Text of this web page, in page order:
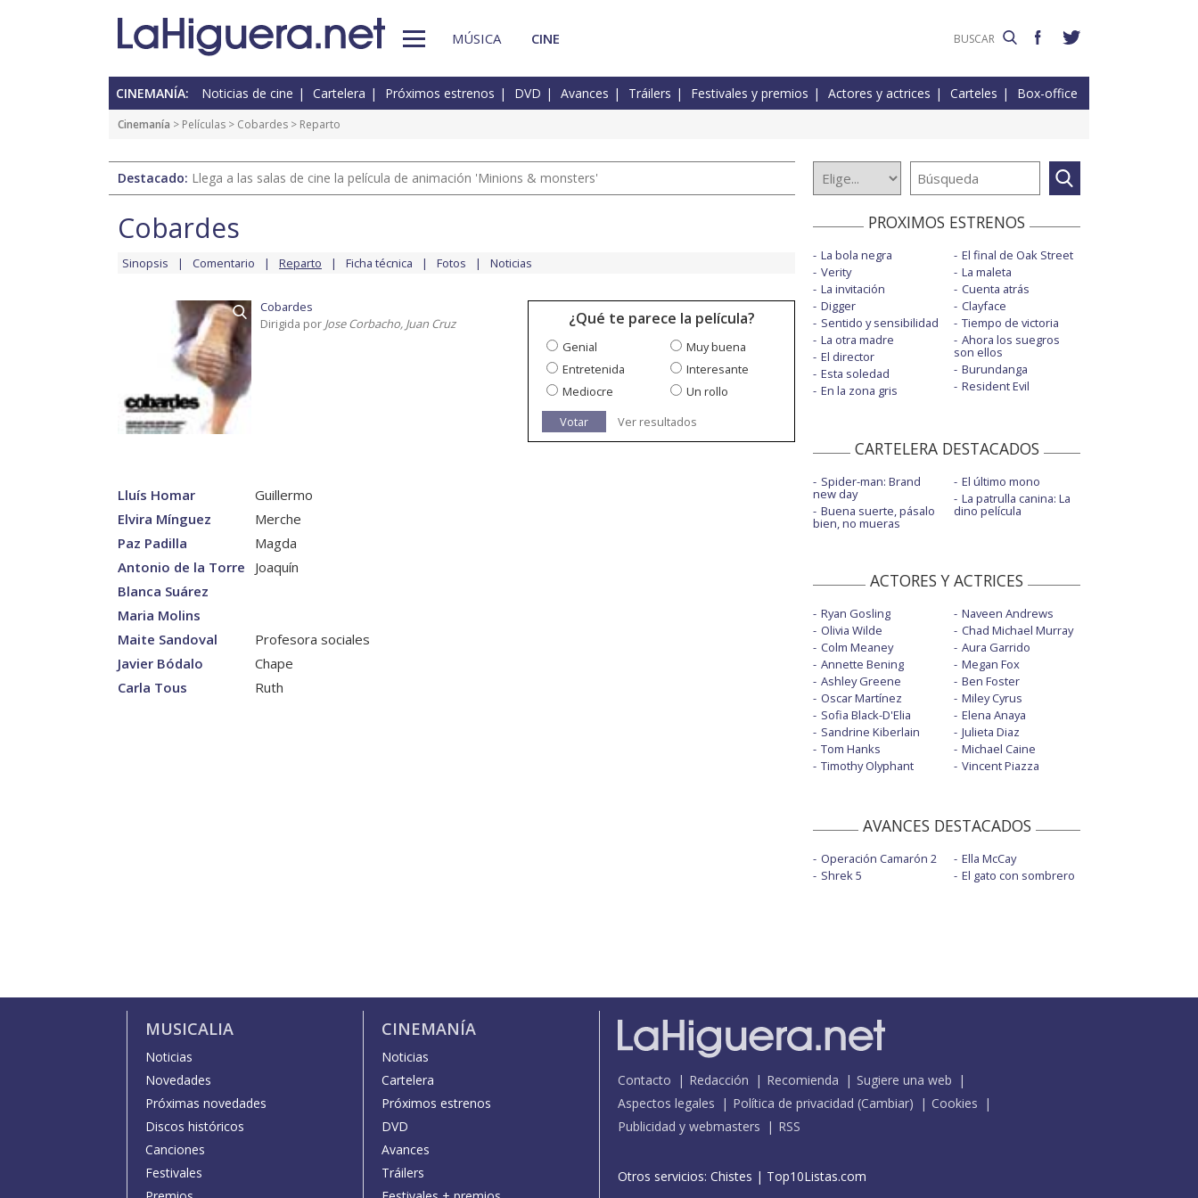
MÚSICA CINE
CINEMANÍA: Noticias de cine Cartelera Próximos estrenos DVD Avances Tráilers Festivales y premios Actores y actrices Carteles Box-office
Cinemanía > Películas > Cobardes > Reparto
Destacado: Llega a las salas de cine la película de animación 'Minions & monsters'
Cobardes
Sinopsis Comentario Reparto Ficha técnica Fotos Noticias
Cobardes
Dirigida por Jose Corbacho, Juan Cruz ¿Qué te parece la película?
Genial
Muy buena
Entretenida
Interesante
Mediocre
Un rollo
Votar
Ver resultados
Lluís Homar
Guillermo
Elvira Mínguez
Merche
Paz Padilla
Magda
Antonio de la Torre
Joaquín
Blanca Suárez
Maria Molins
Maite Sandoval
Profesora sociales
Javier Bódalo
Chape
Carla Tous
Ruth
PROXIMOS ESTRENOS
La bola negra
Verity
La invitación
Digger
Sentido y sensibilidad
La otra madre
El director
Esta soledad
En la zona gris
El final de Oak Street
La maleta
Cuenta atrás
Clayface
Tiempo de victoria
Ahora los suegros
son ellos
Burundanga
Resident Evil
CARTELERA DESTACADOS
Spider-man: Brand
new day
Buena suerte, pásalo
bien, no mueras
El último mono
La patrulla canina: La
dino película
ACTORES Y ACTRICES
Ryan Gosling
Olivia Wilde
Colm Meaney
Annette Bening
Ashley Greene
Oscar Martínez
Sofia Black-D'Elia
Sandrine Kiberlain
Tom Hanks
Timothy Olyphant
Naveen Andrews
Chad Michael Murray
Aura Garrido
Megan Fox
Ben Foster
Miley Cyrus
Elena Anaya
Julieta Diaz
Michael Caine
Vincent Piazza
AVANCES DESTACADOS
Operación Camarón 2
Shrek 5
Ella McCay
El gato con sombrero
MUSICALIA
Noticias
Novedades
Próximas novedades
Discos históricos
Canciones
Festivales
CINEMANÍA
Noticias
Cartelera
Próximos estrenos
DVD
Avances
Tráilers
Contacto Redacción Recomienda
Sugiere una web
Aspectos legales
Política de privacidad (Cambiar)
Cookies
Publicidad y webmasters
RSS
Otros servicios: Chistes | Top10Listas.com